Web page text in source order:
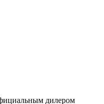
дилером